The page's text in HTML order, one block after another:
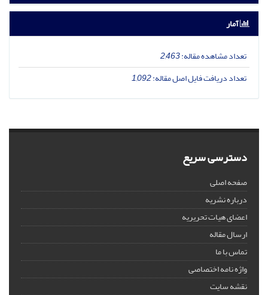
آمار
تعداد مشاهده مقاله:2,463
تعداد دریافت فایل اصل مقاله:1,092
دسترسی سریع
صفحه اصلی
درباره نشریه
اعضای هیات تحریریه
ارسال مقاله
تماس با ما
واژه نامه اختصاصی
نقشه سایت